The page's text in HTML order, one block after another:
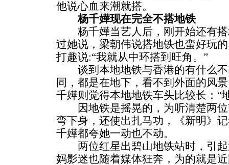
他说心血来潮就搭。
杨千嬅现在完全不搭地铁
杨千嬅当艺人后，刚开始还有搭
过她说，梁朝伟说搭地铁也蛮好玩
打趣说:“我就从中环搭到旺角。”
谈到本地地铁与香港的有什么不
同，都是在地下，看不到外面的风
千嬅则觉得本地地铁车头比较长：“
因地铁是摇晃的，为听清楚两位
弯下身，还使出扎马功，《新明》
千嬅都夸她一动也不动。
两位红星出碧山地铁站时，引起
妈影迷也随着媒体狂奔，为的就是